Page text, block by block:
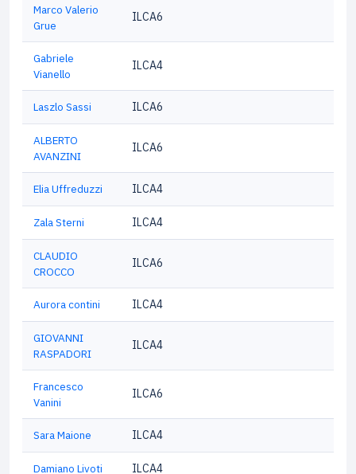
Marco Valerio
Grue
ILCA6
Gabriele
Vianello
ILCA4
Laszlo Sassi ILCA6
ALBERTO
AVANZINI
ILCA6
Elia Uffreduzzi ILCA4
Zala Sterni ILCA4
CLAUDIO
CROCCO
ILCA6
Aurora contini ILCA4
GIOVANNI
RASPADORI
ILCA4
Francesco
Vanini
ILCA6
Sara Maione ILCA4
Damiano Livoti ILCA4